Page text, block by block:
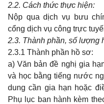
2.2. Cách thức thực hiện:
Nộp qua dịch vụ bưu
cổng dịch vụ công trực
2.3. Thành phần, số lượng
2.3.1 Thành phần hồ sơ:
a) Văn bản đề nghị gia
và học bằng tiếng nước
dung cần gia hạn hoặc
Phụ lục ban hành kèm